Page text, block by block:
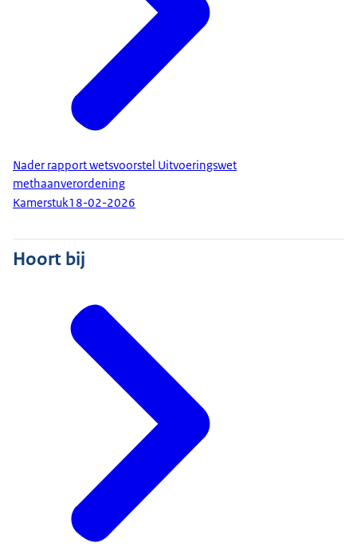
Nader rapport wetsvoorstel Uitvoeringswet
methaanverordening
Kamerstuk18-02-2026
Hoort bij